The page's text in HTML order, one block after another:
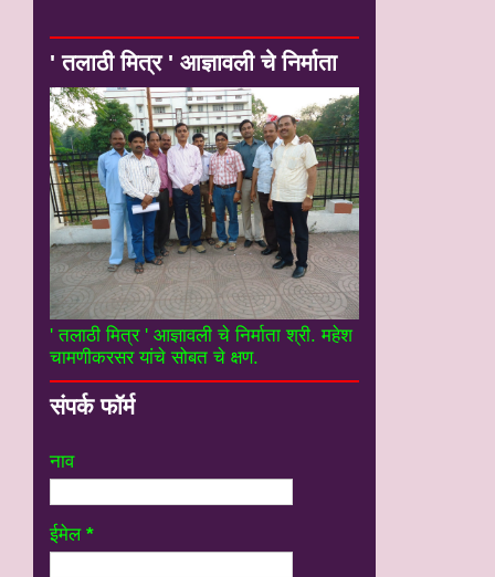
' तलाठी मित्र ' आज्ञावली चे निर्माता
' तलाठी मित्र ' आज्ञावली चे निर्माता श्री. महेश
चामणीकरसर यांचे सोबत चे क्षण.
संपर्क फॉर्म
नाव
ईमेल *